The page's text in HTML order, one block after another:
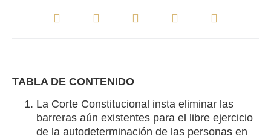
TABLA DE CONTENIDO
La Corte Constitucional insta eliminar las
barreras aún existentes para el libre ejercicio
de la autodeterminación de las personas en